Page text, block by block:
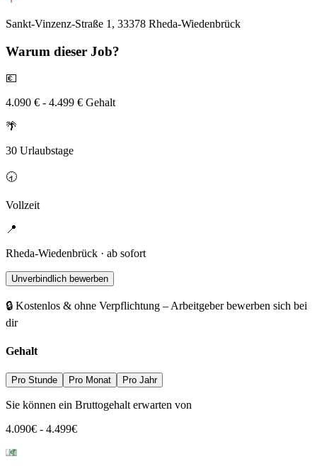
Sankt-Vinzenz-Straße 1, 33378 Rheda-Wiedenbrück
Warum dieser Job?
💶
4.090 € - 4.499 € Gehalt
🌴
30 Urlaubstage
🕣
Vollzeit
📍
Rheda-Wiedenbrück · ab sofort
Unverbindlich bewerben
🔒 Kostenlos & ohne Verpflichtung – Arbeitgeber bewerben sich bei
dir
Gehalt
Pro Stunde Pro Monat Pro Jahr
Sie können ein Bruttogehalt erwarten von
4.090€ - 4.499€